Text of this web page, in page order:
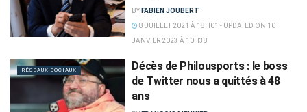
BY FABIEN JOUBERT
8 JUILLET 2021 À 18H01 - UPDATED ON 10
JANVIER 2023 À 10H38
RÉSEAUX SOCIAUX
Décès de Philousports : le boss
de Twitter nous a quittés à 48
ans